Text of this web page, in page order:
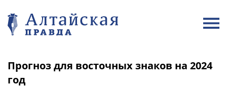
Прогноз для восточных знаков на 2024
год